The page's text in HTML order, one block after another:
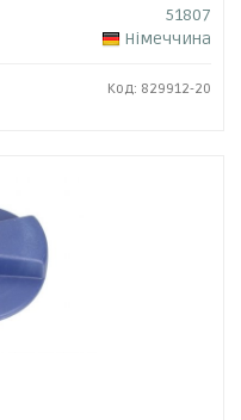
51807
Німеччина
Код: 829912-20